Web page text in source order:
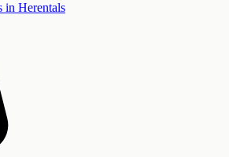
in Herentals